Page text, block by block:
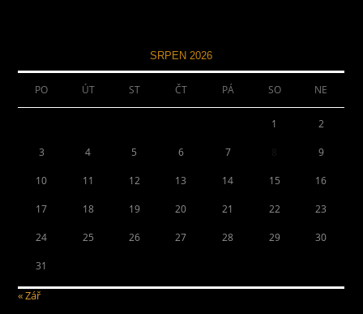
SRPEN 2026
PO ÚT ST ČT PÁ SO NE
1 2
3 4 5 6 7 9
10 11 12 13 14 15 16
17 18 19 20 21 22 23
24 25 26 27 28 29 30
31
« Zář